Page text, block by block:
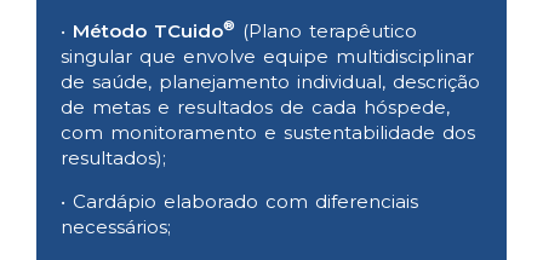
• Método TCuido®
(Plano terapêutico
singular que envolve equipe multidisciplinar
de saúde, planejamento individual, descrição
de metas e resultados de cada hóspede,
com monitoramento e sustentabilidade dos
resultados);
• Cardápio elaborado com diferenciais
necessários;